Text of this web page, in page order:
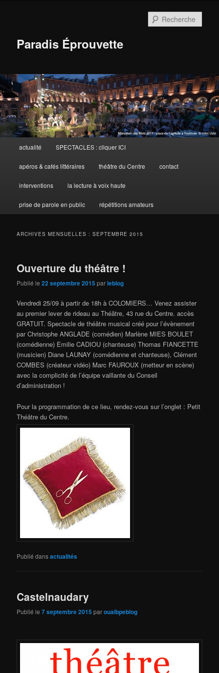
Paradis Éprouvette
principal
actualité SPECTACLES : cliquer ICI
apéros & cafés littéraires théâtre du Centre contact
interventions la lecture à voix haute
prise de parole en public répétitions amateurs
ARCHIVES MENSUELLES :SEPTEMBRE 2015
Ouverture du théâtre !
Publié le22 septembre 2015 parleblog
Vendredi 25/09 à partir de 18h à COLOMIERS… Venez assister
au premier lever de rideau au Théâtre, 43 rue du Centre. accès
GRATUIT. Spectacle de théâtre musical créé pour l’évènement
par Christophe ANGLADE (comédien) Marlène MIES BOULET
(comédienne) Emilie CADIOU (chanteuse) Thomas FIANCETTE
(musicien) Diane LAUNAY (comédienne et chanteuse), Clément
COMBES (créateur vidéo) Marc FAUROUX (metteur en scène)
avec la complicité de l’équipe vaillante du Conseil
d’administration !
Pour la programmation de ce lieu, rendez-vous sur l’onglet : Petit
Théâtre du Centre.
Publié dansactualités
Castelnaudary
Publié le7 septembre 2015 parouaibpeblog